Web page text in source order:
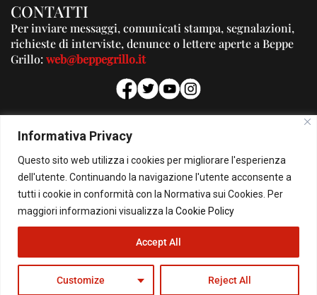
Informativa Privacy
Questo sito web utilizza i cookies per migliorare l'esperienza
dell'utente. Continuando la navigazione l'utente acconsente a
tutti i cookie in conformità con la Normativa sui Cookies. Per
maggiori informazioni visualizza la Cookie Policy
Customize Reject All
Accept All
CONTATTI
Per inviare messaggi, comunicati stampa, segnalazioni,
richieste di interviste, denunce o lettere aperte a Beppe
Grillo:web@beppegrillo.it
PUBBLICITA'
Per la tua pubblicità su questo Blog:
pubblicita@beppegrillo.it
© Copyright 2026 - Il Blog di Beppe Grillo. All Rights Reserved - Powered by
happygrafic.com